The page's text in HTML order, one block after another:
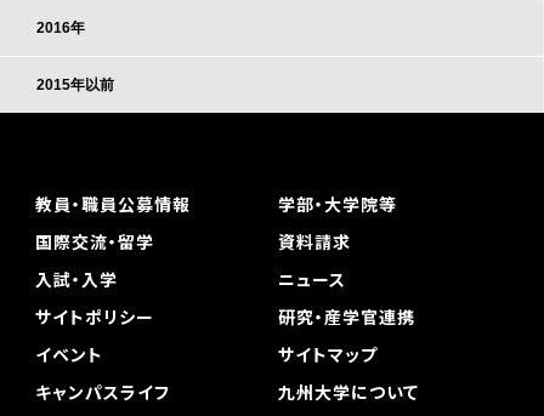
2016年
2015年以前
教員・職員公募情報
学部・大学院等
国際交流・留学
資料請求
入試・入学
ニュース
サイトポリシー
研究・産学官連携
イベント
サイトマップ
キャンパスライフ
九州大学について